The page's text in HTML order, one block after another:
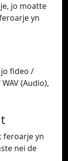
jo moatte
yn
fideo /
(Audio),
feroarje yn
nei de